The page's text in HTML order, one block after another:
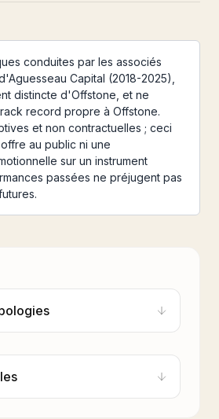
conduites par les associés
Capital (2018-2025),
distincte d'Offstone, et ne
record propre à Offstone.
et non contractuelles ; ceci
au public ni une
sur un instrument
passées ne préjugent pas